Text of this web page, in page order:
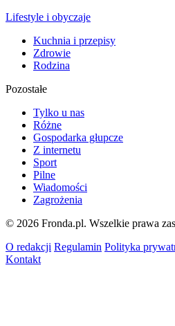
Lifestyle i obyczaje
Kuchnia i przepisy
Zdrowie
Rodzina
Pozostałe
Tylko u nas
Różne
Gospodarka głupcze
Z internetu
Sport
Pilne
Wiadomości
Zagrożenia
© 2026 Fronda.pl. Wszelkie prawa
O redakcji Regulamin Polityka
Kontakt